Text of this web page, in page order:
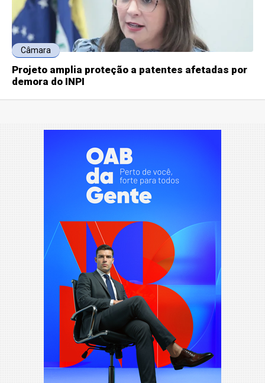
Câmara
Projeto amplia proteção a patentes afetadas por
demora do INPI